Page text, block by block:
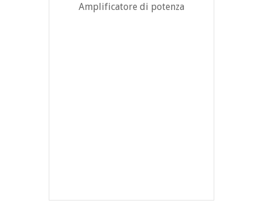
Amplificatore di potenza